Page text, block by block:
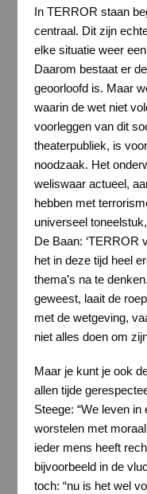
In TERROR staan
centraal. Dit zijn
elke situatie weer
Daarom bestaat er
geoorloofd is. Maar
waarin de wet niet
voorleggen van dit
theaterpubliek, is
noodzaak. Het
weliswaar actueel,
hebben met
universeel
De Baan: ‘TERROR
het in deze tijd heel
thema’s na te
geweest, laait de
met de wetgeving,
niet alles doen om
Maar je kunt je ook
allen tijde
Steege: “We leven
worstelen met
ieder mens heeft
bijvoorbeeld in de
toch: “nu is het wel